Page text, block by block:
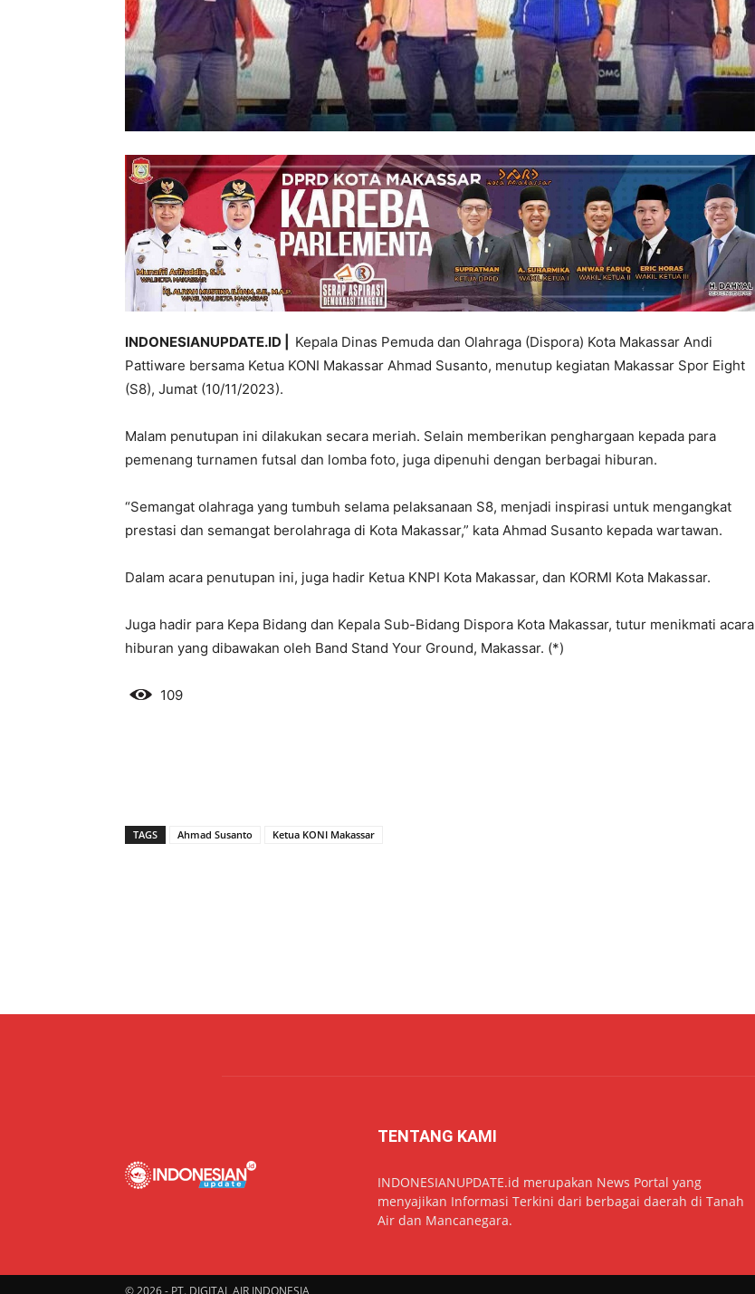
INDONESIANUPDATE.ID | Kepala Dinas Pemuda dan Olahraga (Dispora) Kota Makassar Andi
Pattiware bersama Ketua KONI Makassar Ahmad Susanto, menutup kegiatan Makassar Spor Eight
(S8), Jumat (10/11/2023).
Malam penutupan ini dilakukan secara meriah. Selain memberikan penghargaan kepada para
pemenang turnamen futsal dan lomba foto, juga dipenuhi dengan berbagai hiburan.
“Semangat olahraga yang tumbuh selama pelaksanaan S8, menjadi inspirasi untuk mengangkat
prestasi dan semangat berolahraga di Kota Makassar,” kata Ahmad Susanto kepada wartawan.
Dalam acara penutupan ini, juga hadir Ketua KNPI Kota Makassar, dan KORMI Kota Makassar.
Juga hadir para Kepa Bidang dan Kepala Sub-Bidang Dispora Kota Makassar, tutur menikmati acara
hiburan yang dibawakan oleh Band Stand Your Ground, Makassar. (*)
109
TAGS Ahmad Susanto Ketua KONI Makassar
TENTANG KAMI
INDONESIANUPDATE.id merupakan News Portal yang
menyajikan Informasi Terkini dari berbagai daerah di Tanah
Air dan Mancanegara.
© 2026 - PT. DIGITAL AIR INDONESIA